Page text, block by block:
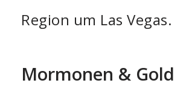
Region um Las Vegas.
Mormonen & Gold